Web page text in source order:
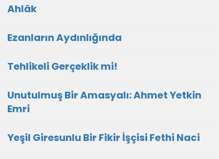
Ahlâk
Ezanların Aydınlığında
Tehlikeli Gerçeklik mi!
Unutulmuş Bir Amasyalı: Ahmet Yetkin
Emri
Yeşil Giresunlu Bir Fikir İşçisi Fethi Naci